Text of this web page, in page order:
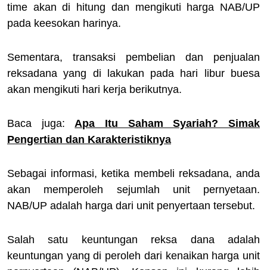
time akan di hitung dan mengikuti harga NAB/UP
pada keesokan harinya.
Sementara, transaksi pembelian dan penjualan
reksadana yang di lakukan pada hari libur buesa
akan mengikuti hari kerja berikutnya.
Baca juga: Apa Itu Saham Syariah? Simak
Pengertian dan Karakteristiknya
Sebagai informasi, ketika membeli reksadana, anda
akan memperoleh sejumlah unit pernyetaan.
NAB/UP adalah harga dari unit penyertaan tersebut.
Salah satu keuntungan reksa dana adalah
keuntungan yang di peroleh dari kenaikan harga unit